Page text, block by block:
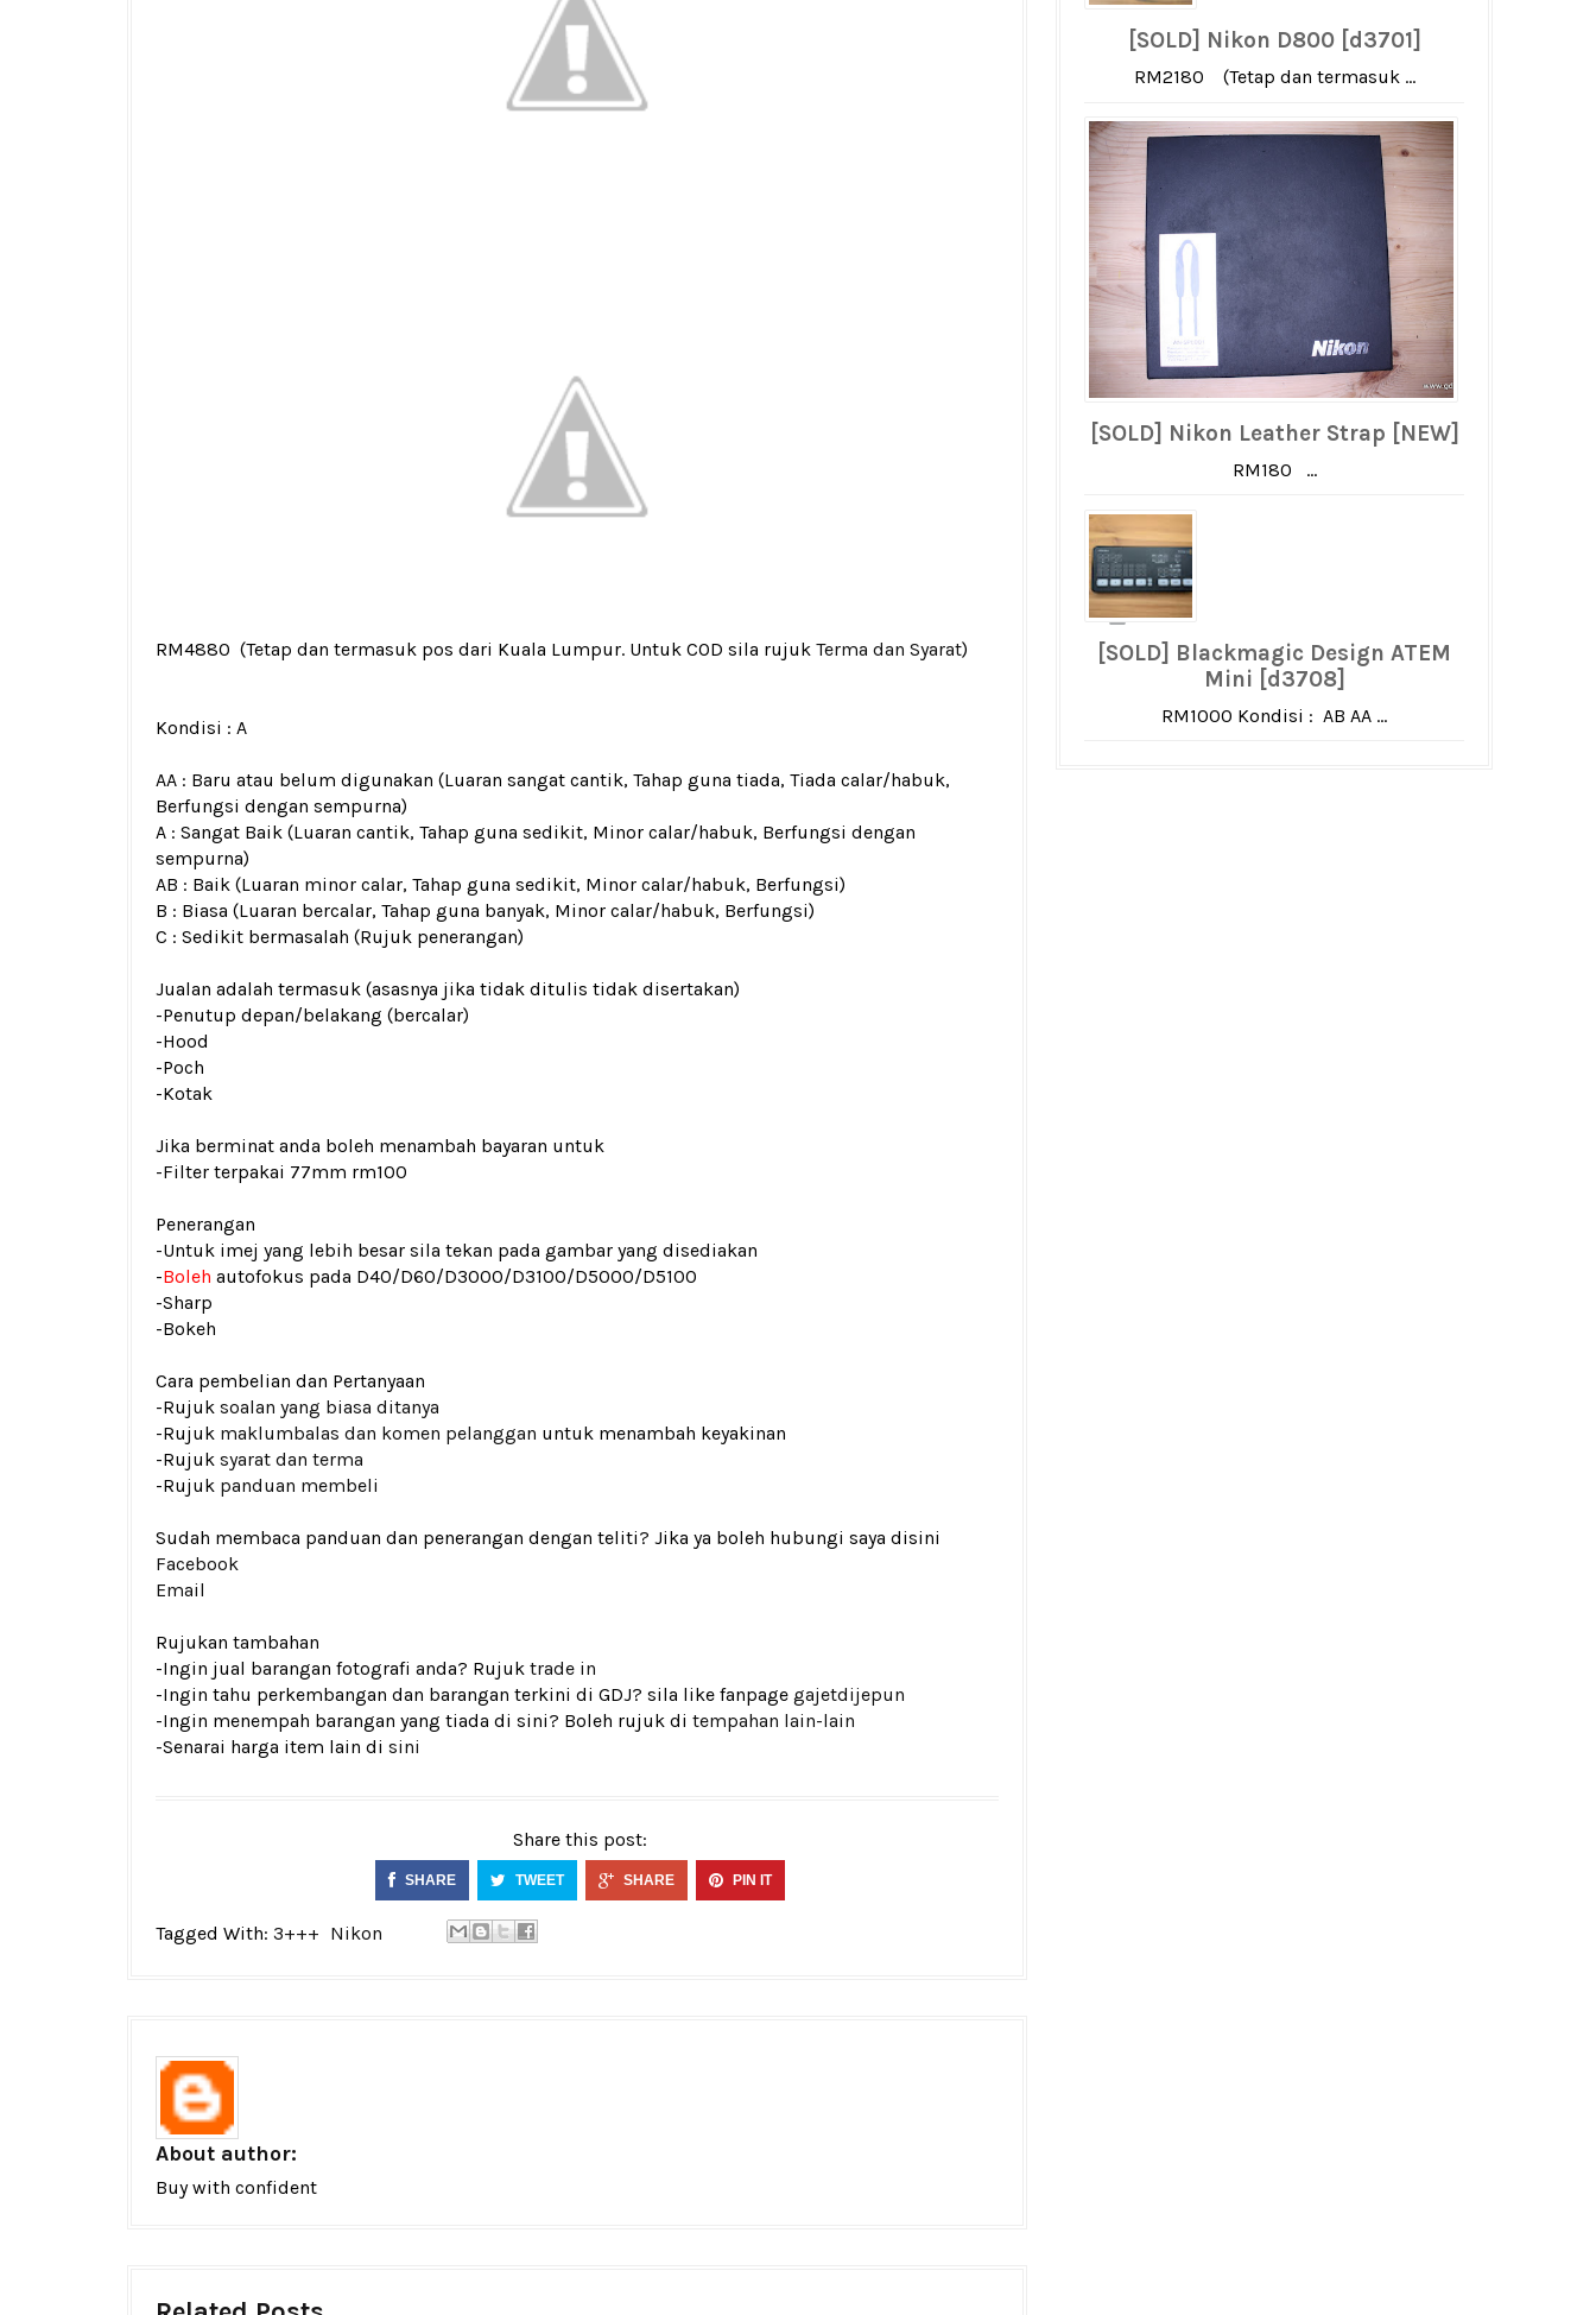
RM4880 (Tetap dan termasuk pos dari Kuala Lumpur. Untuk COD sila rujuk Terma dan Syarat)
Kondisi : A
AA : Baru atau belum digunakan (Luaran sangat cantik, Tahap guna tiada, Tiada calar/habuk,
Berfungsi dengan sempurna)
A : Sangat Baik (Luaran cantik, Tahap guna sedikit, Minor calar/habuk, Berfungsi dengan
sempurna)
AB : Baik (Luaran minor calar, Tahap guna sedikit, Minor calar/habuk, Berfungsi)
B : Biasa (Luaran bercalar, Tahap guna banyak, Minor calar/habuk, Berfungsi)
C : Sedikit bermasalah (Rujuk penerangan)
Jualan adalah termasuk (asasnya jika tidak ditulis tidak disertakan)
-Penutup depan/belakang (bercalar)
-Hood
-Poch
-Kotak
Jika berminat anda boleh menambah bayaran untuk
-Filter terpakai 77mm rm100
Penerangan
-Untuk imej yang lebih besar sila tekan pada gambar yang disediakan
-Boleh autofokus pada D40/D60/D3000/D3100/D5000/D5100
-Sharp
-Bokeh
Cara pembelian dan Pertanyaan
-Rujuk soalan yang biasa ditanya
-Rujuk maklumbalas dan komen pelanggan untuk menambah keyakinan
-Rujuk syarat dan terma
-Rujuk panduan membeli
Sudah membaca panduan dan penerangan dengan teliti? Jika ya boleh hubungi saya disini
Facebook
Email
Rujukan tambahan
-Ingin jual barangan fotografi anda? Rujuk trade in
-Ingin tahu perkembangan dan barangan terkini di GDJ? sila like fanpage gajetdijepun
-Ingin menempah barangan yang tiada di sini? Boleh rujuk di tempahan lain-lain
-Senarai harga item lain di sini
Share this post:
SHARE TWEET SHARE PIN IT
Tagged With: 3+++ Nikon
About author:
Buy with confident
[SOLD] Nikon D800 [d3701]
RM2180 (Tetap dan termasuk ...
[SOLD] Nikon Leather Strap [NEW]
RM180 ...
[SOLD] Blackmagic Design ATEM
Mini [d3708]
RM1000 Kondisi : AB AA ...